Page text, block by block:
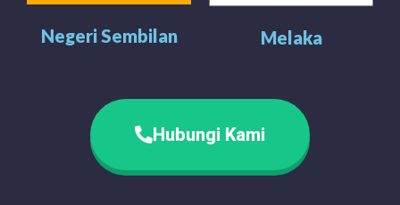
Negeri Sembilan Melaka
Hubungi Kami